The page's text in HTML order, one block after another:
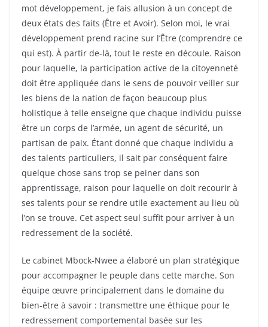
mot développement, je fais allusion à un concept de
deux états des faits (Être et Avoir). Selon moi, le vrai
développement prend racine sur l’Être (comprendre ce
qui est). À partir de-là, tout le reste en découle. Raison
pour laquelle, la participation active de la citoyenneté
doit être appliquée dans le sens de pouvoir veiller sur
les biens de la nation de façon beaucoup plus
holistique à telle enseigne que chaque individu puisse
être un corps de l’armée, un agent de sécurité, un
partisan de paix. Étant donné que chaque individu a
des talents particuliers, il sait par conséquent faire
quelque chose sans trop se peiner dans son
apprentissage, raison pour laquelle on doit recourir à
ses talents pour se rendre utile exactement au lieu où
l’on se trouve. Cet aspect seul suffit pour arriver à un
redressement de la société.
Le cabinet Mbock-Nwee a élaboré un plan stratégique
pour accompagner le peuple dans cette marche. Son
équipe œuvre principalement dans le domaine du
bien-être à savoir : transmettre une éthique pour le
redressement comportemental basée sur les